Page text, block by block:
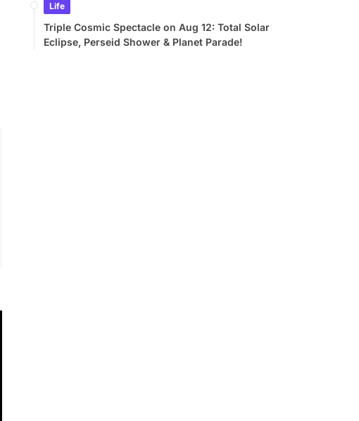
Life
Triple Cosmic Spectacle on Aug 12: Total Solar
Eclipse, Perseid Shower & Planet Parade!